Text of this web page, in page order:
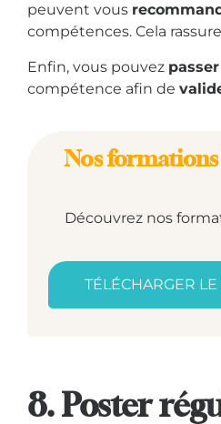
peuvent vous
compétences. Cela
Enfin, vous pouvez
compétence afin de
Nos
Découvrez nos
TÉLÉCHARGER
8. Poster